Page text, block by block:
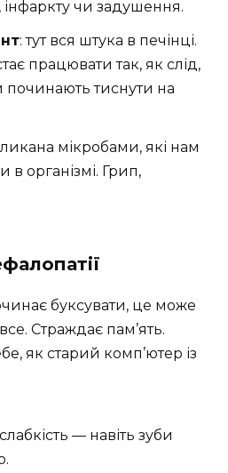
інфаркту чи задушення.
: тут вся штука в печінці.
працювати так, як слід,
починають тиснути на
мікробами, які нам
в організмі. Грип,
буксувати, це може
Страждає пам’ять.
як старий комп’ютер із
— навіть зуби